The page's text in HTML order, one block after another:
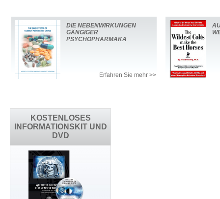
KOSTENLOSES
INFORMATIONSKIT UND
DVD
DIE NEBENWIRKUNGEN
GÄNGIGER
PSYCHOPHARMAKA
Erfahren Sie mehr >>